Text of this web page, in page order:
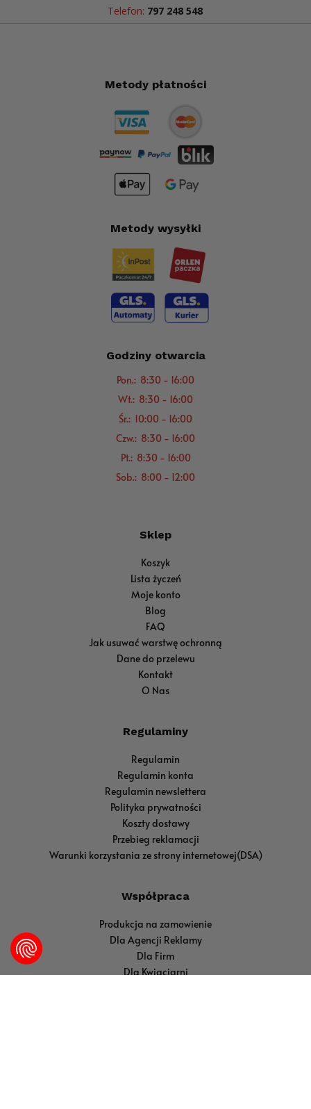
Telefon: 797 248 548
Metody płatności
Metody wysyłki
Godziny otwarcia
Pon.: 8:30 - 16:00
Wt.: 8:30 - 16:00
Śr.: 10:00 - 16:00
Czw.: 8:30 - 16:00
Pt.: 8:30 - 16:00
Sob.: 8:00 - 12:00
Sklep
Koszyk
Lista życzeń
Moje konto
Blog
FAQ
Jak usuwać warstwę ochronną
Dane do przelewu
Kontakt
O Nas
Regulaminy
Regulamin
Regulamin konta
Regulamin newslettera
Polityka prywatności
Koszty dostawy
Przebieg reklamacji
Warunki korzystania ze strony internetowej(DSA)
Współpraca
Produkcja na zamowienie
Dla Agencji Reklamy
Dla Firm
Dla Kwiaciarni